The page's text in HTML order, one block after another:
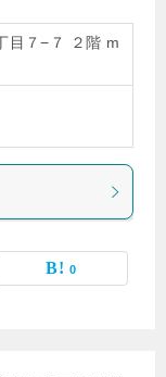
目７−７ ２階 m
0